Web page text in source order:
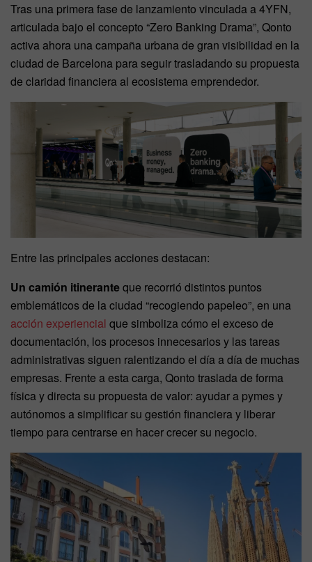
Tras una primera fase de lanzamiento vinculada a 4YFN,
articulada bajo el concepto “Zero Banking Drama”, Qonto
activa ahora una campaña urbana de gran visibilidad en la
ciudad de Barcelona para seguir trasladando su propuesta
de claridad financiera al ecosistema emprendedor.
Entre las principales acciones destacan:
Un camión itineranteque recorrió distintos puntos
emblemáticos de la ciudad “recogiendo papeleo”, en una
acción experiencial que simboliza cómo el exceso de
documentación, los procesos innecesarios y las tareas
administrativas siguen ralentizando el día a día de muchas
empresas. Frente a esta carga, Qonto traslada de forma
física y directa su propuesta de valor: ayudar a pymes y
autónomos a simplificar su gestión financiera y liberar
tiempo para centrarse en hacer crecer su negocio.